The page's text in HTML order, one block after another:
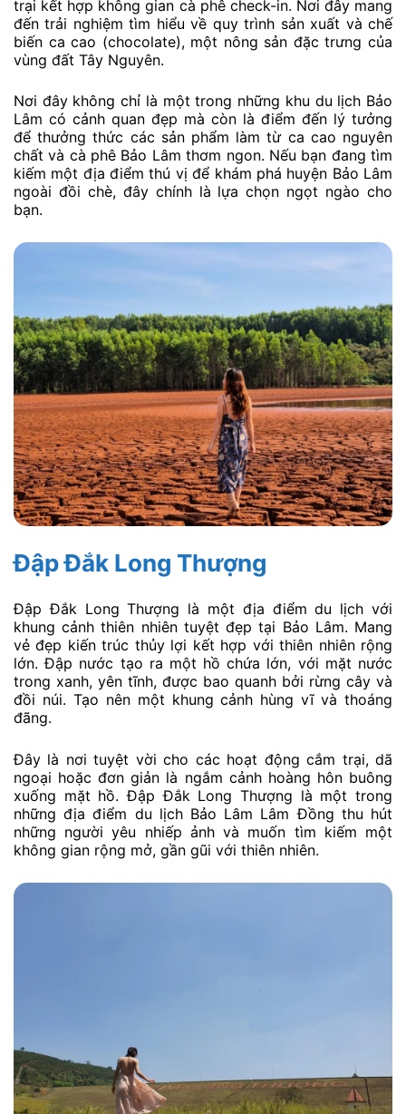
trại kết hợp không gian cà phê check-in. Nơi đây mang
đến trải nghiệm tìm hiểu về quy trình sản xuất và chế
biến ca cao (chocolate), một nông sản đặc trưng của
vùng đất Tây Nguyên.
Nơi đây không chỉ là một trong những khu du lịch Bảo
Lâm có cảnh quan đẹp mà còn là điểm đến lý tưởng
để thưởng thức các sản phẩm làm từ ca cao nguyên
chất và cà phê Bảo Lâm thơm ngon. Nếu bạn đang tìm
kiếm một địa điểm thú vị để khám phá huyện Bảo Lâm
ngoài đồi chè, đây chính là lựa chọn ngọt ngào cho
bạn.
Đập Đắk Long Thượng
Đập Đắk Long Thượng là một địa điểm du lịch với
khung cảnh thiên nhiên tuyệt đẹp tại Bảo Lâm. Mang
vẻ đẹp kiến trúc thủy lợi kết hợp với thiên nhiên rộng
lớn. Đập nước tạo ra một hồ chứa lớn, với mặt nước
trong xanh, yên tĩnh, được bao quanh bởi rừng cây và
đồi núi. Tạo nên một khung cảnh hùng vĩ và thoáng
đãng.
Đây là nơi tuyệt vời cho các hoạt động cắm trại, dã
ngoại hoặc đơn giản là ngắm cảnh hoàng hôn buông
xuống mặt hồ. Đập Đắk Long Thượng là một trong
những địa điểm du lịch Bảo Lâm Lâm Đồng thu hút
những người yêu nhiếp ảnh và muốn tìm kiếm một
không gian rộng mở, gần gũi với thiên nhiên.